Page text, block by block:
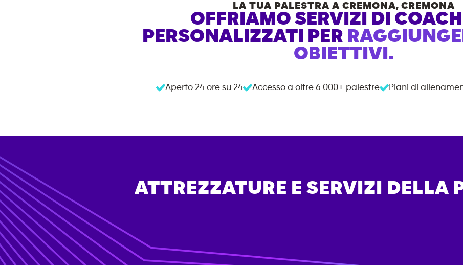
LA TUA PALESTRA A CREMONA, CREMONA
OFFRIAMO SERVIZI DI
PERSONALIZZATI PER
OBIETTIVI.
Aperto 24 ore su 24 Accesso a oltre 6.000+ palestre Piani di
ATTREZZATURE E SERVIZI DELLA